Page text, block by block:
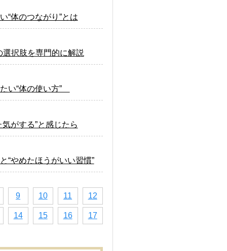
“体のつながり”とは
択肢を専門的に解説
い“体の使い方”
がする”と感じたら
“やめたほうがいい習慣”
9 10 11 12
14 15 16 17